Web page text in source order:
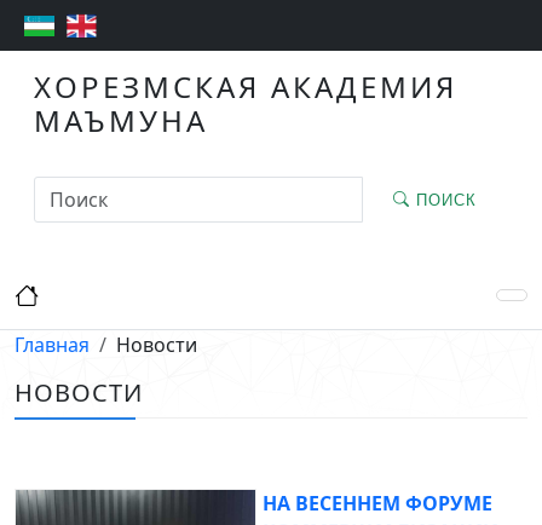
ХОРЕЗМСКАЯ АКАДЕМИЯ
МАЪМУНА
ПОИСК
Главная Новости
НОВОСТИ
НА ВЕСЕННЕМ ФОРУМЕ